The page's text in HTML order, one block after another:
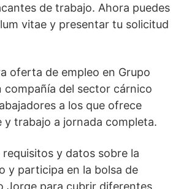
de trabajo. Ahora puedes
vitae y presentar tu solicitud
oferta de empleo en Grupo
compañía del sector cárnico
a los que ofrece
trabajo a jornada completa.
y datos sobre la
y participa en la bolsa de
Jorge para cubrir diferentes